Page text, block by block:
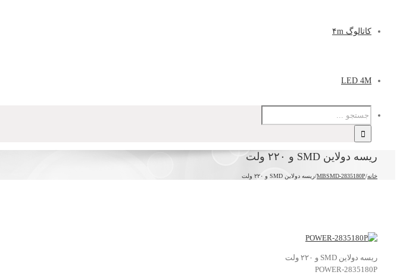
کاتالوگ ۴m
LED 4M
ریسه دولاین SMD و ۲۲۰ ولت
خانه/
MBSMD-2835180P
/ریسه دولاین SMD و ۲۲۰ ولت
ریسه دولاین SMD و ۲۲۰ ولت
POWER-2835180P